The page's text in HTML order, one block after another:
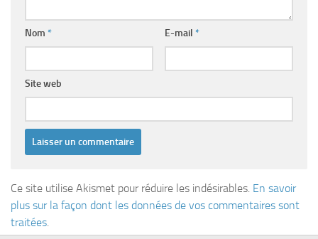
Nom * E-mail *
Site web
Ce site utilise Akismet pour réduire les indésirables. En savoir
plus sur la façon dont les données de vos commentaires sont
traitées.